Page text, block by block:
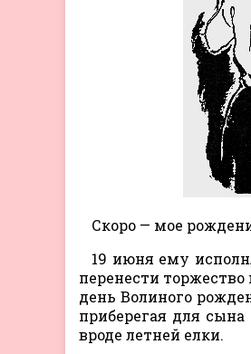
Скоро — мое
19 июня ему
перенести
день Волиного
приберегая для
вроде летней елки.